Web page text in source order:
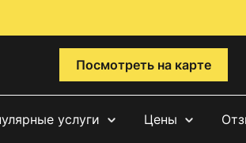
Посмотреть на карте
услуги Цены